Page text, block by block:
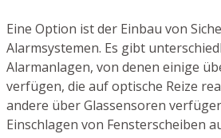
Eine Option ist der Einbau von
Alarmsystemen. Es gibt
Alarmanlagen, von denen einige
verfügen, die auf optische Reize
andere über Glassensoren
Einschlagen von Fensterscheiben